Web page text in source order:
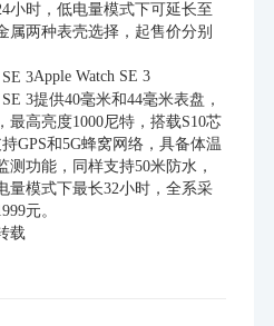
小时，低电量模式下可延长至
属两种表壳选择，起售价分别
Apple Watch SE 3
3提供40毫米和44毫米表盘，
最高亮度1000尼特，搭载S10芯
GPS和5G蜂窝网络，具备体温
功能，同样支持50米防水，
量模式下最长32小时，全系采
元。
载